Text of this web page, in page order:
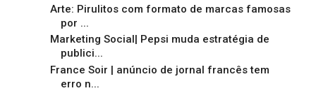
Arte: Pirulitos com formato de marcas famosas
por ...
Marketing Social| Pepsi muda estratégia de
publici...
France Soir | anúncio de jornal francês tem
erro n...